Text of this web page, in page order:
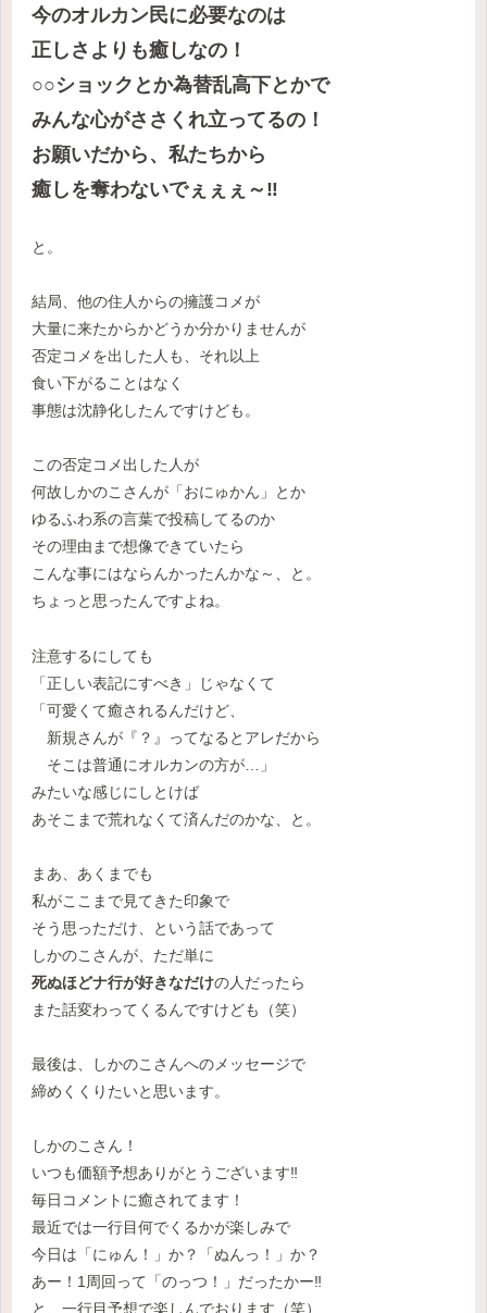
今のオルカン民に必要なのは
正しさよりも癒しなの！
○○ショックとか為替乱高下とかで
みんな心がささくれ立ってるの！
お願いだから、私たちから
癒しを奪わないでぇぇぇ～‼
と。
結局、他の住人からの擁護コメが
大量に来たからかどうか分かりませんが
否定コメを出した人も、それ以上
食い下がることはなく
事態は沈静化したんですけども。
この否定コメ出した人が
何故しかのこさんが「おにゅかん」とか
ゆるふわ系の言葉で投稿してるのか
その理由まで想像できていたら
こんな事にはならんかったんかな～、と。
ちょっと思ったんですよね。
注意するにしても
「正しい表記にすべき」じゃなくて
「可愛くて癒されるんだけど、
新規さんが『？』ってなるとアレだから
そこは普通にオルカンの方が…」
みたいな感じにしとけば
あそこまで荒れなくて済んだのかな、と。
まあ、あくまでも
私がここまで見てきた印象で
そう思っただけ、という話であって
しかのこさんが、ただ単に
死ぬほどナ行が好きなだけの人だったら
また話変わってくるんですけども（笑）
最後は、しかのこさんへのメッセージで
締めくくりたいと思います。
しかのこさん！
いつも価額予想ありがとうございます‼
毎日コメントに癒されてます！
最近では一行目何でくるかが楽しみで
今日は「にゅん！」か？「ぬんっ！」か？
あー！1周回って「のっつ！」だったかー‼
と、一行目予想で楽しんでおります（笑）